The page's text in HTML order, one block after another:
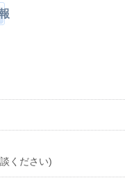
ください)